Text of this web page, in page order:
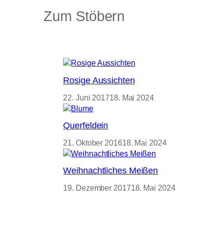
Zum Stöbern
Rosige Aussichten
22. Juni 201718. Mai 2024
Querfeldein
21. Oktober 201618. Mai 2024
Weihnachtliches Meißen
19. Dezember 201718. Mai 2024